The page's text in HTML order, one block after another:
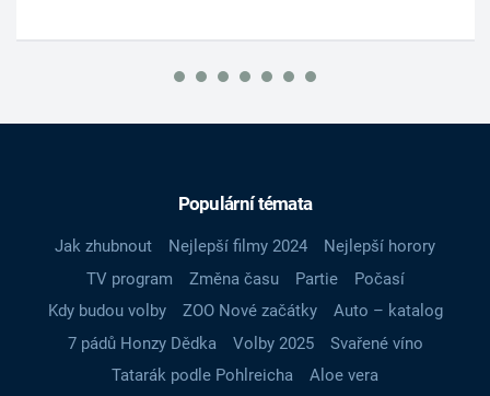
Populární témata
Jak zhubnout Nejlepší filmy 2024
Nejlepší horory
TV program
Změna času Partie
Počasí
Kdy budou volby
ZOO Nové začátky
Auto – katalog
7 pádů Honzy Dědka
Volby 2025
Svařené víno
Tatarák podle Pohlreicha
Aloe vera